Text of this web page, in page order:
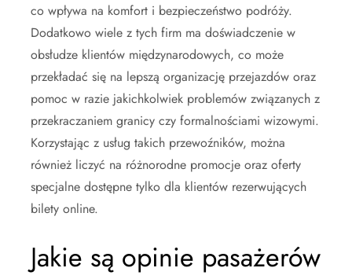
co wpływa na komfort i bezpieczeństwo podróży.
Dodatkowo wiele z tych firm ma doświadczenie w
obsłudze klientów międzynarodowych, co może
przekładać się na lepszą organizację przejazdów oraz
pomoc w razie jakichkolwiek problemów związanych z
przekraczaniem granicy czy formalnościami wizowymi.
Korzystając z usług takich przewoźników, można
również liczyć na różnorodne promocje oraz oferty
specjalne dostępne tylko dla klientów rezerwujących
bilety online.
Jakie są opinie pasażerów